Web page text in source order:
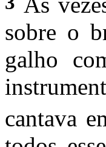
sobre o
galho
cantava